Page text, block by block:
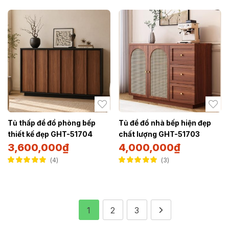
5.005 sao
Tủ thấp để đồ phòng bếp
thiết kế đẹp GHT-51704
3,600,000₫
4
Tủ để đồ nhà bếp hiện đẹp
chất lượng GHT-51703
4,000,000₫
3
1 2 3